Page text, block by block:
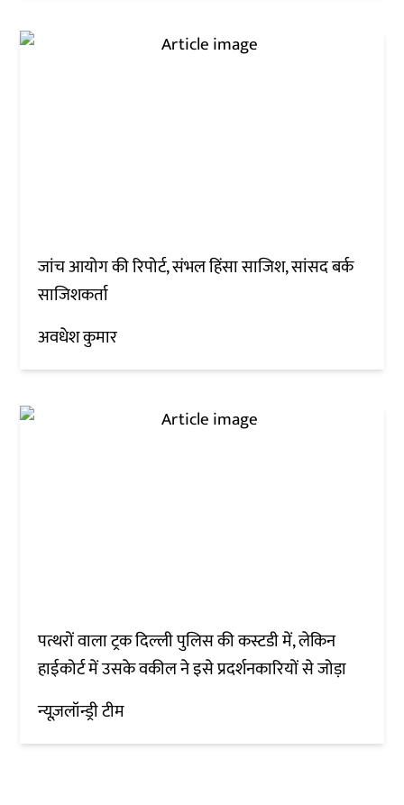
जांच आयोग की रिपोर्ट, संभल हिंसा साजिश, सांसद बर्क
साजिशकर्ता
अवधेश कुमार
पत्थरों वाला ट्रक दिल्ली पुलिस की कस्टडी में, लेकिन
हाईकोर्ट में उसके वकील ने इसे प्रदर्शनकारियों से जोड़ा
न्यूज़लॉन्ड्री टीम